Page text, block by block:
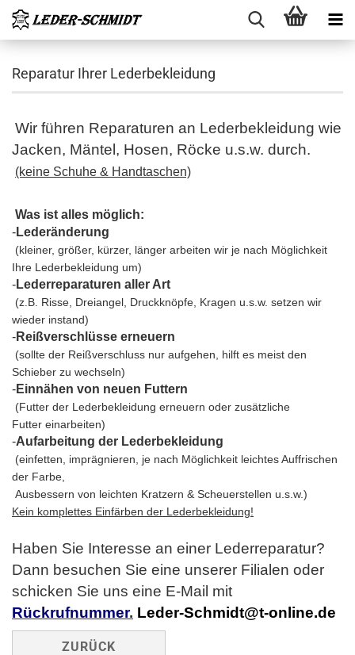
Reparatur Ihrer Lederbekleidung
Wir führen Reparaturen an Lederbekleidung wie
Jacken, Mäntel, Hosen, Röcke u.s.w. durch.
(keine Schuhe & Handtaschen)
Was ist alles möglich:
-Lederänderung
(kleiner, größer, kürzer, länger arbeiten wir je nach Möglichkeit
Ihre Lederbekleidung um)
-Lederreparaturen aller Art
(z.B. Risse, Dreiangel, Druckknöpfe, Kragen u.s.w. setzen wir
wieder instand)
-Reißverschlüsse erneuern
(sollte der Reißverschluss nur aufgehen, hilft es meist den
Schieber zu wechseln)
-Einnähen von neuen Futtern
(Futter der Lederbekleidung erneuern oder zusätzliche
Futter einarbeiten)
-Aufarbeitung der Lederbekleidung
(einfetten, imprägnieren, je nach Möglichkeit leichtes Auffrischen
der Farbe
Ausbessern von leichten Kratzern & Scheuerstellen u.s.w.)
Kein komplettes Einfärben der Lederbekleidung!
Haben Sie Interesse an einer Lederreparatur?
Dann besuchen Sie eine unserer Filialen oder
schicken Sie uns eine E-Mail mit
Rückrufnummer. Leder-Schmidt@t-online.de
ZURÜCK